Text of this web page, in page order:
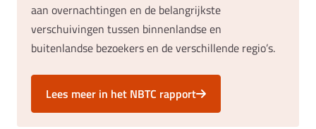
aan overnachtingen en de belangrijkste
verschuivingen tussen binnenlandse en
buitenlandse bezoekers en de verschillende regio’s.
Lees meer in het NBTC rapport